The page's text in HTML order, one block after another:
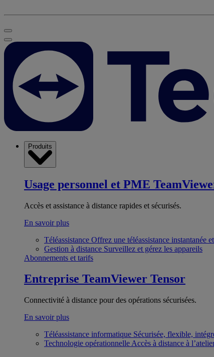
Produits
Usage personnel et PME
Accès et assistance à distance rapides et sécurisés.
En savoir plus
Téléassistance Offrez une téléassistance instantanée
Gestion à distance Surveillez et gérez les appareils
Abonnements et tarifs
Entreprise TeamViewer Tensor
Connectivité à distance pour des opérations sécurisées.
En savoir plus
Téléassistance informatique Sécurisée, flexible,
Technologie opérationnelle Accès à distance à